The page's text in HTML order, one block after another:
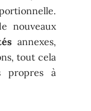
nouveaux
annexes,
tout cela
propres à